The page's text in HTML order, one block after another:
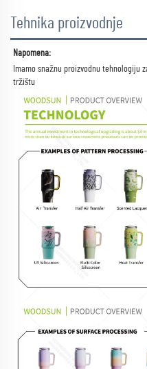
Tehnika proizvodnje
Napomena:
Imamo snažnu proizvodnu tehnologiju
tržištu